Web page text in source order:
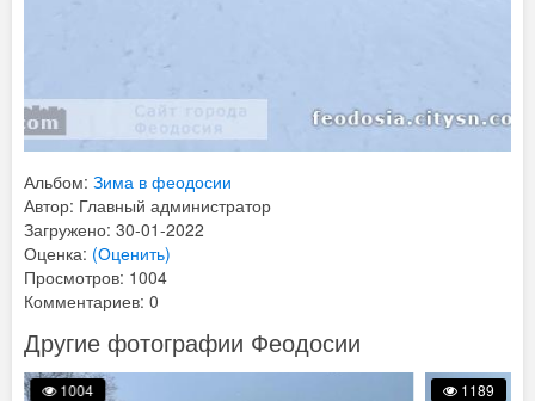
Альбом: Зима в феодосии
Автор: Главный администратор
Загружено: 30-01-2022
Оценка: (Оценить)
Просмотров: 1004
Комментариев: 0
Другие фотографии Феодосии
1004 1189